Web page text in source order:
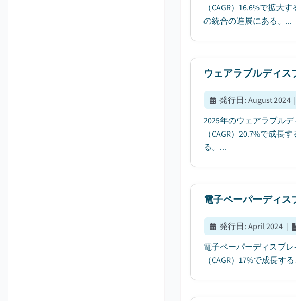
（CAGR）16.6%で拡
の統合の進展にある。...
ウェアラブルディス
発行日: August 2024 |
2025年のウェアラブル
（CAGR）20.7%で成
る。...
電子ペーパーディス
発行日: April 2024 |
電子ペーパーディスプ
（CAGR）17%で成長